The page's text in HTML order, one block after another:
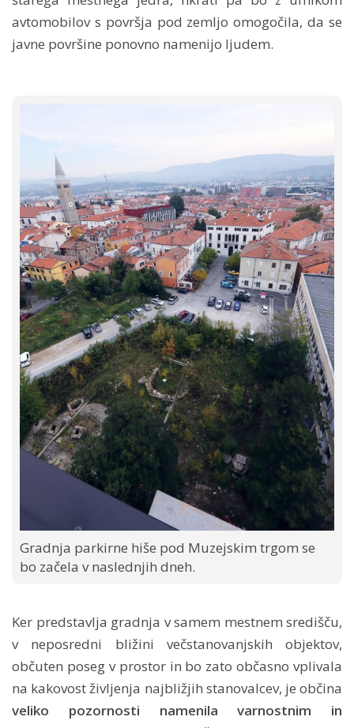
avtomobilov s površja pod zemljo omogočila, da se
javne površine ponovno namenijo ljudem.
Gradnja parkirne hiše pod Muzejskim trgom se
bo začela v naslednjih dneh.
Ker predstavlja gradnja v samem mestnem središču,
v neposredni bližini večstanovanjskih objektov,
občuten poseg v prostor in bo zato občasno vplivala
na kakovost življenja najbližjih stanovalcev, je občina
veliko pozornosti namenila varnostnim in